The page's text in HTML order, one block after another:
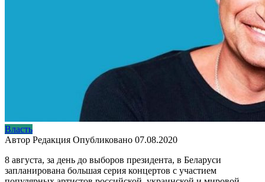
Власть
Автор Редакция Опубликовано 07.08.2020
8 августа, за день до выборов президента, в Беларуси
запланирована большая серия концертов с участием